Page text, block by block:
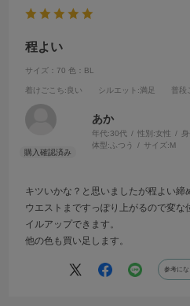
程よい
サイズ：70 色：BL
着けごこち:良い シルエット :満足 普段
あか
年代:30代 性別:女性
体型:ふつう サイズ:M
キツいかな？と思いましたが程よい締
ウエストまですっぽり上がるので変な
イルアップできます。
他の色も買い足します。
参考にな